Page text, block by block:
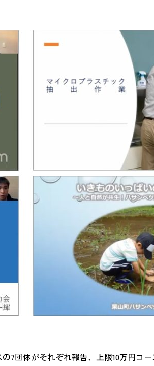
7団体がそれぞれ報告、上限10万円コ